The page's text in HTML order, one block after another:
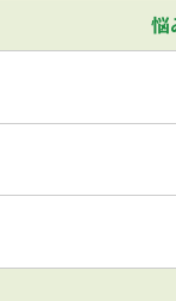
悩